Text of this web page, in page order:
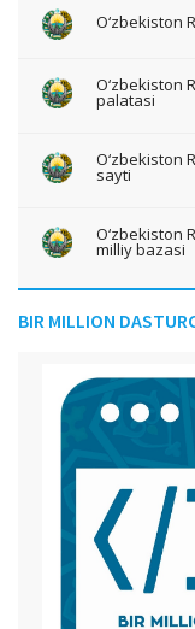
O‘zbekiston
O‘zbekiston
palatasi
O‘zbekiston
sayti
O‘zbekiston
milliy bazasi
BIR MILLION